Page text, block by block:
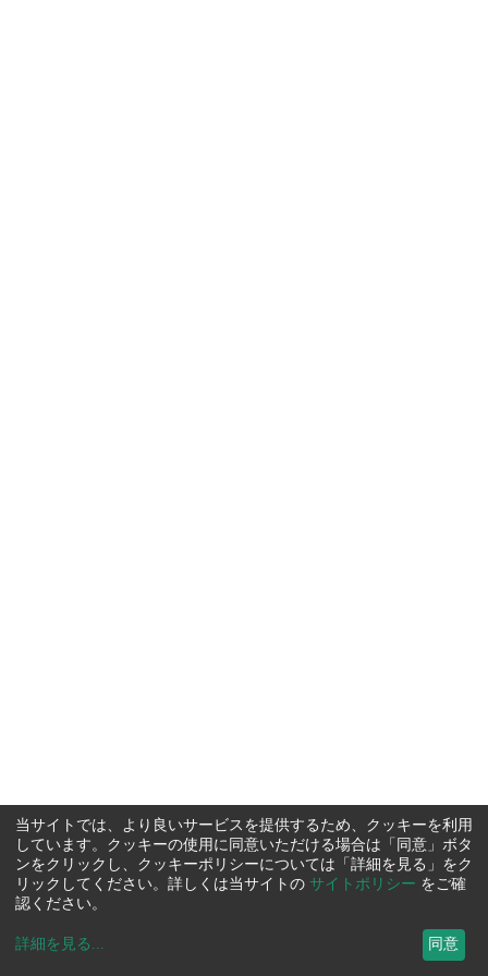
当サイトでは、より良いサービスを提供するため、クッキーを利用
しています。クッキーの使用に同意いただける場合は「同意」ボタ
ンをクリックし、クッキーポリシーについては「詳細を見る」をク
リックしてください。詳しくは当サイトの サイトポリシー をご確
認ください。
詳細を見る ... 同意